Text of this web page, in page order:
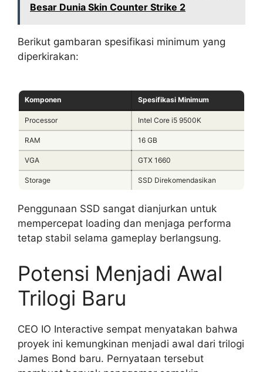
Besar Dunia Skin Counter Strike 2
Berikut gambaran spesifikasi minimum yang
diperkirakan:
Komponen Spesifikasi Minimum
Processor Intel Core i5 9500K
RAM 16 GB
VGA GTX 1660
Storage SSD Direkomendasikan
Penggunaan SSD sangat dianjurkan untuk
mempercepat loading dan menjaga performa
tetap stabil selama gameplay berlangsung.
Potensi Menjadi Awal
Trilogi Baru
CEO IO Interactive sempat menyatakan bahwa
proyek ini kemungkinan menjadi awal dari trilogi
James Bond baru. Pernyataan tersebut